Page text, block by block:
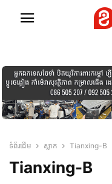
ទំព័រដើម ស្លាក Tianxing-B
Tianxing-B